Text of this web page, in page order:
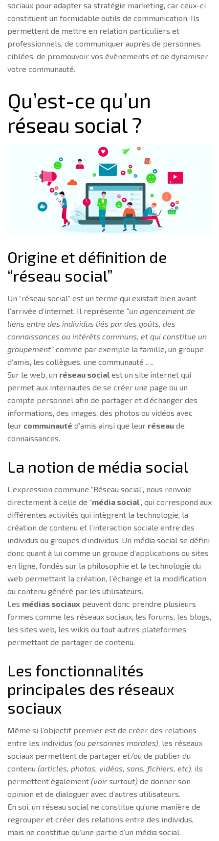
sociaux pour adapter sa stratégie marketing, car ceux-ci
constituent un formidable outils de communication. Ils
permettent de mettre en relation particuliers et
professionnels, de communiquer auprès de personnes
ciblées, de promouvoir vos évènements et de dynamiser
votre communauté.
Qu’est-ce qu’un
réseau social ?
Origine et définition de
“réseau social”
Un “réseau social” est un terme qui existait bien avant
l’arrivée d’internet. Il représente “un agencement de
liens entre des individus liés par des goûts, des
connaissances ou intérêts communs, et qui constitue un
groupement” comme par exemple la famille, un groupe
d’amis, les collègues, une communauté ….
Sur le web, un réseau social est un site internet qui
permet aux internautes de se créer une page ou un
compte personnel afin de partager et d’échanger des
informations, des images, des photos ou vidéos avec
leur communauté d’amis ainsi que leur réseau de
connaissances.
La notion de média social
L’expression commune “Réseau social”, nous renvoie
directement à celle de “média social”, qui correspond aux
différentes activités qui intègrent la technologie, la
création de contenu et l’interaction sociale entre des
individus ou groupes d’individus. Un média social se défini
donc quant à lui comme un groupe d’applications ou sites
en ligne, fondés sur la philosophie et la technologie du
web permettant la création, l’échange et la modification
du contenu généré par les utilisateurs.
Les médias sociaux peuvent donc prendre plusieurs
formes comme les réseaux sociaux, les forums, les blogs,
les sites web, les wikis ou tout autres plateformes
permettant de partager de contenu.
Les fonctionnalités
principales des réseaux
sociaux
Même si l’objectif premier est de créer des relations
entre les individus (ou personnes morales), les réseaux
sociaux permettent de partager et/ou de publier du
contenu (articles, photos, vidéos, sons, fichiers, etc), ils
permettent également (voir surtout) de donner son
opinion et de dialoguer avec d’autres utilisateurs.
En soi, un réseau social ne constitue qu’une manière de
regrouper et créer des relations entre des individus,
mais ne constitue qu’une partie d’un média social.